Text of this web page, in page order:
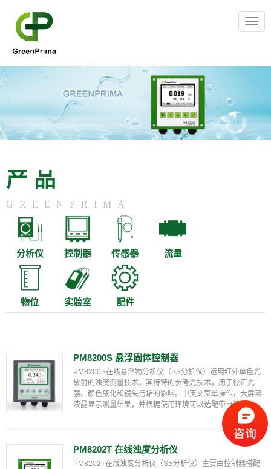
产品
GREENPRIMA
分析仪 控制器 传感器 流量
物位 实验室 配件
PM8200S 悬浮固体控制器
PM8200S在线悬浮物分析仪（SS分析仪）运用红外单色光
散射的浊度测量技术，其特特的参考光技术，用于校正光
强、颜色变化和镜头污垢的影响。中英文菜单操作，大屏幕
液晶显示测量结果，并根据使用环境可以选配带自清洗功
能。 应用：污水处理、自来水厂、造纸厂、洗煤厂、电力
PM8202T 在线浊度分析仪
PM8202T在线浊度分析仪（SS分析仪）主要由控制器搭配